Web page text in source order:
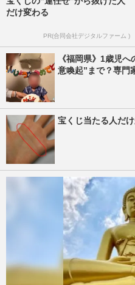
だけ変わる
PR(合同会社デジタルファーム )
《福岡県》1歳児
意喚起”まで？専門
宝くじ当たる人だ